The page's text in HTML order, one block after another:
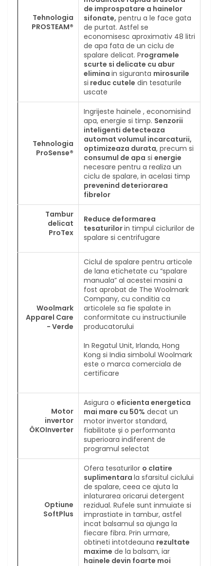
Tehnologia
PROSTEAM®
de improspatare a hainelor
sifonate, pentru a le face gata
de purtat. Astfel se
economisesc aproximativ 48 litri
de apa fata de un ciclu de
spalare delicat. Programele
scurte si delicate cu abur
elimina in siguranta mirosurile
si reduc cutele din tesaturile
uscate
Tehnologia
ProSense®
Ingrijeste hainele , economisind
apa, energie si timp. Senzorii
inteligenti detecteaza
automat volumul incarcaturii,
optimizeaza durata, precum si
consumul de apa si energie
necesare pentru a realiza un
ciclu de spalare, in acelasi timp
prevenind deteriorarea
fibrelor
Tambur
delicat
ProTex
Reduce deformarea
tesaturilorin timpul ciclurilor de
spalare si centrifugare
Woolmark
Apparel Care
- Verde
Ciclul de spalare pentru articole
de lana etichetate cu “spalare
manuala” al acestei masini a
fost aprobat de The Woolmark
Company, cu conditia ca
articolele sa fie spalate in
conformitate cu instructiunile
producatorului
In Regatul Unit, Irlanda, Hong
Kong si India simbolul Woolmark
este o marca comerciala de
certificare
Motor
invertor
ÖKOInverter
Asigura o eficienta energetica
mai mare cu 50% decat un
motor invertor standard,
fiabilitate și o performanta
superioara indiferent de
programul selectat
Optiune
SoftPlus
Ofera tesaturilor o clatire
suplimentara la sfarsitul ciclului
de spalare, ceea ce ajuta la
inlaturarea oricarui detergent
rezidual. Rufele sunt inmuiate si
imprastiate in tambur, astfel
incat balsamul sa ajunga la
fiecare fibra. Prin urmare,
obtineti intotdeauna rezultate
maxime de la balsam, iar
hainele devin foarte moi